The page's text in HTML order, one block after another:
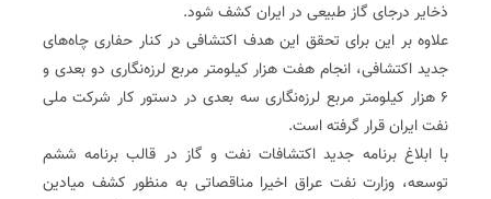
ذخایر درجای گاز طبیعی در ایران کشف شود.
علاوه بر این برای تحقق این هدف اکتشافی در کنار حفاری چاه‌های
جدید اکتشافی، انجام هفت هزار کیلومتر مربع لرزه‌نگاری دو بعدی و
۶ هزار کیلومتر مربع لرزه‌نگاری سه بعدی در دستور کار شرکت ملی
نفت ایران قرار گرفته است.
با ابلاغ برنامه جدید اکتشافات نفت و گاز در قالب برنامه ششم
توسعه، وزارت نفت عراق اخیرا مناقصاتی به منظور کشف میادین